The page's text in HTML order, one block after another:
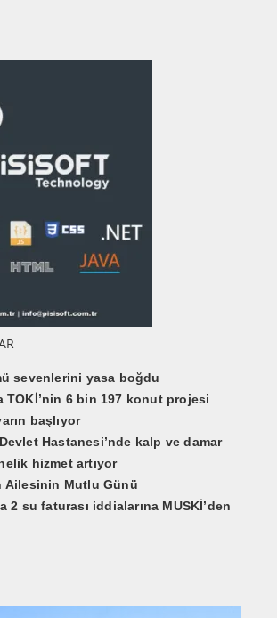
sevenlerini yasa boğdu
TOKİ’nin 6 bin 197 konut projesi
başlıyor
Hastanesi’nde kalp ve damar
hizmet artıyor
Ailesinin Mutlu Günü
2 su faturası iddialarına MUSKİ’den